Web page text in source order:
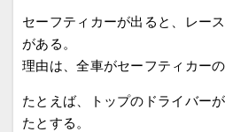
セーフティカーが出ると、レー
がある。
理由は、全車がセーフティカー
たとえば、トップのドライバー
たとする。